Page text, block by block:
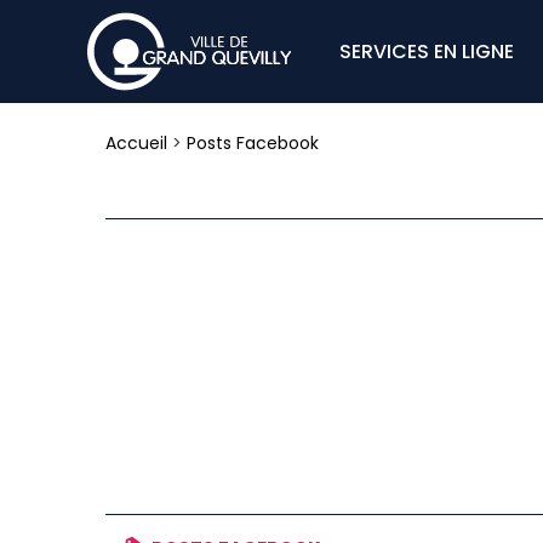
SERVICES EN LIGNE
Accueil > Posts Facebook